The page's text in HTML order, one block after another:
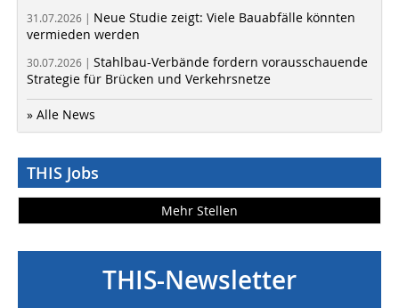
31.07.2026 | Neue Studie zeigt: Viele Bauabfälle könnten
vermieden werden
30.07.2026 | Stahlbau-Verbände fordern vorausschauende
Strategie für Brücken und Verkehrsnetze
» Alle News
THIS Jobs
Mehr Stellen
THIS-Newsletter